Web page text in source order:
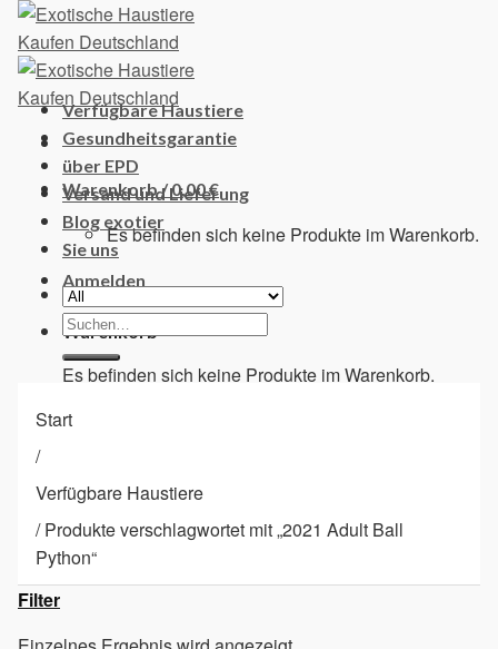
Skip
content
Warenkorb /0,00€
Es befinden sich keine Produkte im Warenkorb.
Anmelden
Warenkorb
Es befinden sich keine Produkte im Warenkorb.
Verfügbare Haustiere
Gesundheitsgarantie
über EPD
Versand und Lieferung
Blog exotier
Sie uns
Suchen
nach:
Start
/
Verfügbare Haustiere
/Produkte verschlagwortet mit „2021 Adult Ball
Python“
Filter